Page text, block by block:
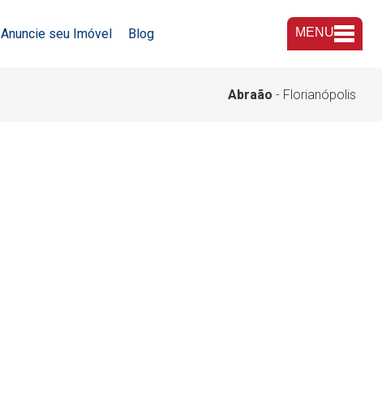
Anuncie seu Imóvel Blog MENU
Abraão - Florianópolis